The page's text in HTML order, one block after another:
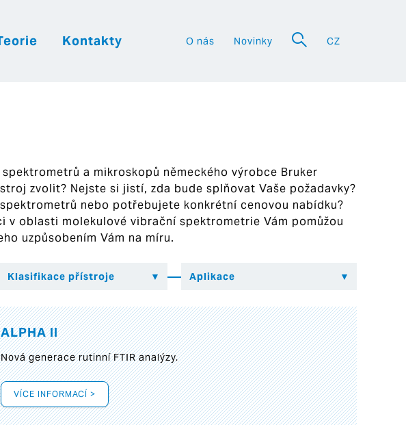
Kontakty O nás Novinky CZ
a mikroskopů německého výrobce Bruker
zvolit? Nejste si jistí, zda bude splňovat Vaše požadavky?
nebo potřebujete konkrétní cenovou nabídku?
v oblasti molekulové vibrační spektrometrie Vám pomůžou
uzpůsobením Vám na míru.
ALPHA II
Nová generace rutinní FTIR analýzy.
VÍCE INFORMACÍ >